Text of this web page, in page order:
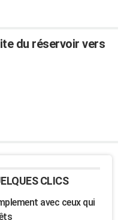
du réservoir vers
CLICS
avec ceux qui